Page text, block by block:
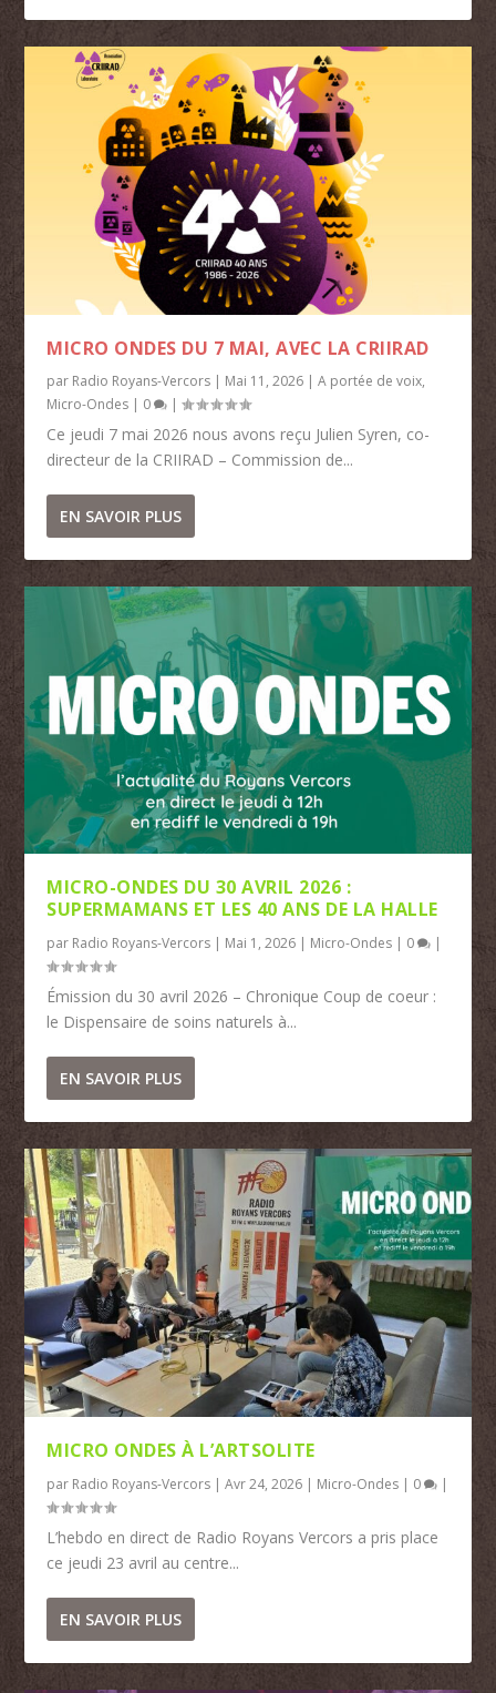
MICRO ONDES DU 7 MAI, AVEC LA CRIIRAD
par Radio Royans-Vercors | Mai 11, 2026 |A portée de voix,
Micro-Ondes | 0 |
Ce jeudi 7 mai 2026 nous avons reçu Julien Syren, co-
directeur de la CRIIRAD – Commission de...
EN SAVOIR PLUS
MICRO-ONDES DU 30 AVRIL 2026 :
SUPERMAMANS ET LES 40 ANS DE LA HALLE
par Radio Royans-Vercors | Mai 1, 2026 | Micro-Ondes | 0 |
Émission du 30 avril 2026 – Chronique Coup de coeur :
le Dispensaire de soins naturels à...
EN SAVOIR PLUS
MICRO ONDES À L’ARTSOLITE
par Radio Royans-Vercors |Avr 24, 2026 | Micro-Ondes | 0 |
L’hebdo en direct de Radio Royans Vercors a pris place
ce jeudi 23 avril au centre...
EN SAVOIR PLUS